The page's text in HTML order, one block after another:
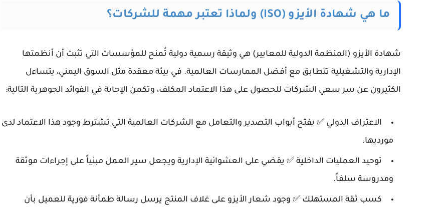
ما هي شهادة الأيزو (ISO) ولماذا تعتبر مهمة للشركات؟
شهادة الأيزو (المنظمة الدولية للمعايير) هي وثيقة رسمية دولية تُمنح للمؤسسات التي تثبت أن أنظمتها
الإدارية والتشغيلية تتطابق مع أفضل الممارسات العالمية. في بيئة معقدة مثل السوق اليمني، يتساءل
الكثيرون عن سر سعي الشركات للحصول على هذا الاعتماد المكلف، وتكمن الإجابة في الفوائد الجوهرية التالية:
الاعتراف الدولي ✅ يفتح أبواب التصدير والتعامل مع الشركات العالمية التي تشترط وجود هذا الاعتماد لدى
مورديها.
توحيد العمليات الداخلية ✅ يقضي على العشوائية الإدارية ويجعل سير العمل مبنياً على إجراءات موثقة
ومدروسة سلفاً.
كسب ثقة المستهلك ✅ وجود شعار الأيزو على غلاف المنتج يرسل رسالة طمأنة فورية للعميل بأن